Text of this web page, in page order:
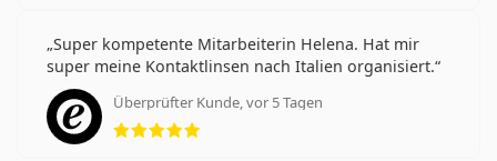
Super kompetente Mitarbeiterin Helena. Hat mir
super meine Kontaktlinsen nach Italien organisiert.
Überprüfter Kunde, vor 5 Tagen
Bewertung 5 aus 5